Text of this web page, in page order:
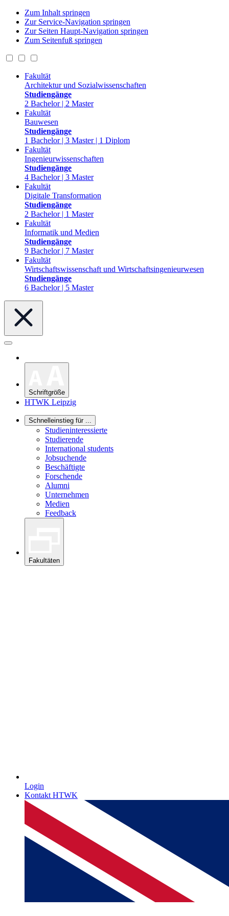
Zum Inhalt springen
Zur Service-Navigation springen
Zur Seiten Haupt-Navigation springen
Zum Seitenfuß springen
Fakultät
Architektur und Sozialwissenschaften
Studiengänge
2 Bachelor | 2 Master
Fakultät
Bauwesen
Studiengänge
1 Bachelor | 3 Master | 1 Diplom
Fakultät
Ingenieurwissenschaften
Studiengänge
4 Bachelor | 3 Master
Fakultät
Digitale Transformation
Studiengänge
2 Bachelor | 1 Master
Fakultät
Informatik und Medien
Studiengänge
9 Bachelor | 7 Master
Fakultät
Wirtschaftswissenschaft und Wirtschaftsingenieurwesen
Studiengänge
6 Bachelor | 5 Master
Schriftgröße
HTWK Leipzig
Schnelleinstieg für ...
Studieninteressierte
Studierende
International students
Jobsuchende
Beschäftigte
Forschende
Alumni
Unternehmen
Medien
Feedback
Fakultäten
Login
Kontakt HTWK